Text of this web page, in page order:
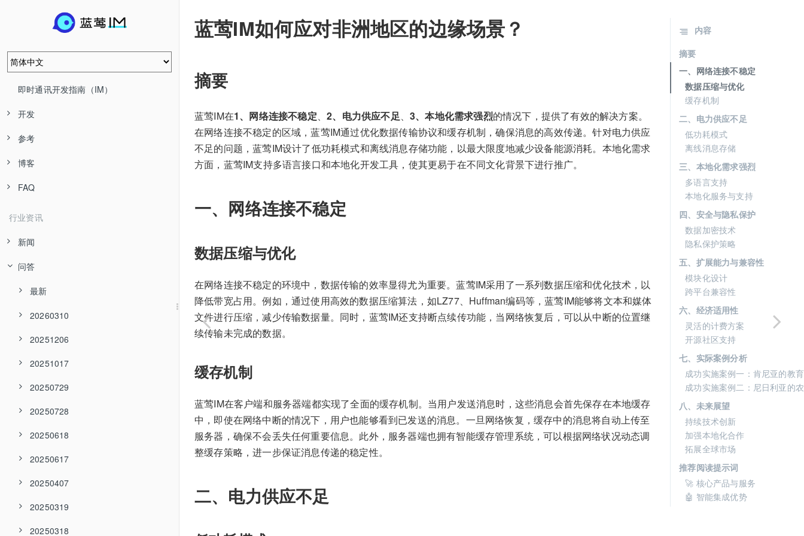
即时通讯开发指南（IM）
开发
参考
博客
FAQ
行业资讯
新闻
问答
最新
20260310
20251206
20251017
20250729
20250728
20250618
20250617
20250407
20250319
20250318
蓝莺IM如何应对非洲地区的边缘场景？
摘要
蓝莺IM在1、网络连接不稳定、2、电力供应不足、 3、本地化需求强烈的情况下，提供了有效的解决方案。
在网络连接不稳定的区域，蓝莺IM通过优化数据传输协议和缓存机制，确保消息的高效传递。针对电力供应
不足的问题，蓝莺IM设计了低功耗模式和离线消息存储功能，以最大限度地减少设备能源消耗。本地化需求
方面，蓝莺IM支持多语言接口和本地化开发工具，使其更易于在不同文化背景下进行推广。
一、网络连接不稳定
数据压缩与优化
在网络连接不稳定的环境中，数据传输的效率显得尤为重要。蓝莺IM采用了一系列数据压缩和优化技术，以
降低带宽占用。例如，通过使用高效的数据压缩算法，如LZ77、Huffman编码等，蓝莺IM能够将文本和媒体
文件进行压缩，减少传输数据量。同时，蓝莺IM还支持断点续传功能，当网络恢复后，可以从中断的位置继
续传输未完成的数据。
缓存机制
蓝莺IM在客户端和服务器端都实现了全面的缓存机制。当用户发送消息时，这些消息会首先保存在本地缓存
中，即使在网络中断的情况下，用户也能够看到已发送的消息。一旦网络恢复，缓存中的消息将自动上传至
服务器，确保不会丢失任何重要信息。此外，服务器端也拥有智能缓存管理系统，可以根据网络状况动态调
整缓存策略，进一步保证消息传递的稳定性。
二、电力供应不足
内容
摘要
一、网络连接不稳定
数据压缩与优化
缓存机制
二、电力供应不足
低功耗模式
离线消息存储
三、本地化需求强烈
多语言支持
本地化服务与支持
四、安全与隐私保护
数据加密技术
隐私保护策略
五、扩展能力与兼容性
模块化设计
跨平台兼容性
六、经济适用性
灵活的计费方案
开源社区支持
七、实际案例分析
成功实施案例一：肯尼亚的教
成功实施案例二：尼日利亚的
八、未来展望
持续技术创新
加强本地化合作
拓展全球市场
推荐阅读提示词
🚀 核心产品与服务
🤖 智能集成优势